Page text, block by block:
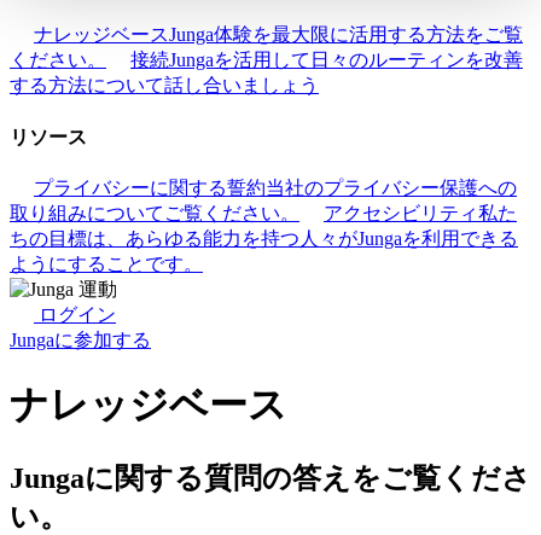
ナレッジベースJunga体験を最大限に活用する方法をご覧
ください。
接続Jungaを活用して日々のルーティンを改善
する方法について話し合いましょう
リソース
プライバシーに関する誓約当社のプライバシー保護への
取り組みについてご覧ください。
アクセシビリティ私た
ちの目標は、あらゆる能力を持つ人々がJungaを利用できる
ようにすることです。
ログイン
Jungaに参加する
ナレッジベース
Jungaに関する質問の答えをご覧くださ
い。